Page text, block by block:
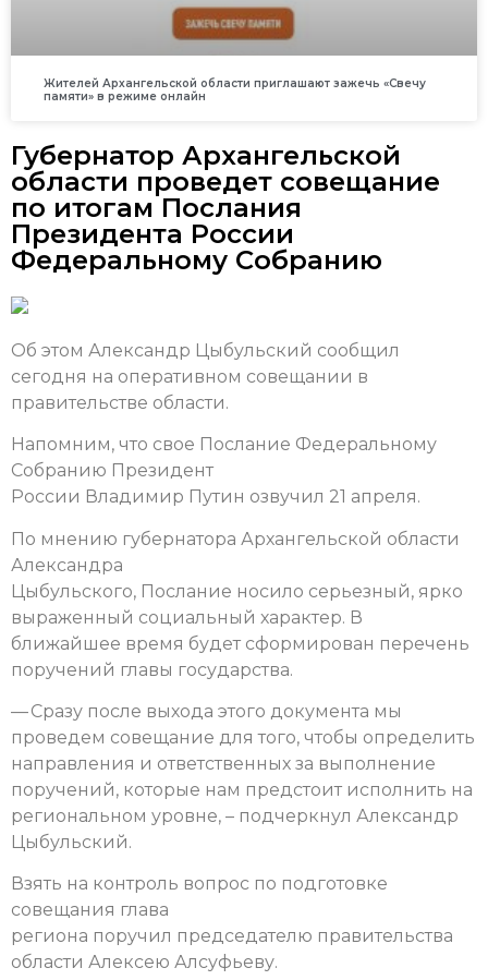
Жителей Архангельской области приглашают зажечь «Свечу
памяти» в режиме онлайн
Губернатор Архангельской
области проведет совещание
по итогам Послания
Президента России
Федеральному Собранию
Об этом Александр Цыбульский сообщил
сегодня на оперативном совещании в
правительстве области.
Напомним, что свое Послание Федеральному
Собранию Президент
России Владимир Путин озвучил 21 апреля.
По мнению губернатора Архангельской области
Александра
Цыбульского, Послание носило серьезный, ярко
выраженный социальный характер. В
ближайшее время будет сформирован перечень
поручений главы государства.
— Сразу после выхода этого документа мы
проведем совещание для того, чтобы определить
направления и ответственных за выполнение
поручений, которые нам предстоит исполнить на
региональном уровне, – подчеркнул Александр
Цыбульский.
Взять на контроль вопрос по подготовке
совещания глава
региона поручил председателю правительства
области Алексею Алсуфьеву.